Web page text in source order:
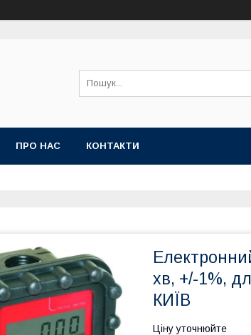
ПРО НАС КОНТАКТИ
хв, +/-1%,
КИЇВ
Ціну уточнюйте